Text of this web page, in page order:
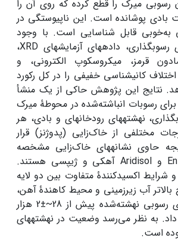
میرک را قطع کرده که روی آن را
بادی پوشانده است. این ناپیوستگی در
به‌خوبی قابل شناسایی است. با وجود
رسوب‏گذاری، داده‏های آزمایش‏های XRD،
قرمز، میکروسکوپ الکترونی، و
کانی‏شناسی خفیفی را در کل رکورد
نتایج این پژوهش حاکی از یک منشأ
رسوبات انباشته‌شده در محوطۀ میرک
نهشته‏های رودخانه‏ای و بادی، هر
مختلفی از خاک‌زایی (پدوژنز) قرار
حاوی نشانه‏های خاک‌زایی مشخصه
و Aridisol آهکی و ژیپسی هستند.
شرایط اکسیدکنندۀ متفاوت بین دو لایه
آب زیرزمینی و محیط کاهندۀ آهن،
رسوبی نهشته‌شده پیش از ~28
±
2هزار
به نظر می‌رسد وضعیت در نهشته‏های
است.